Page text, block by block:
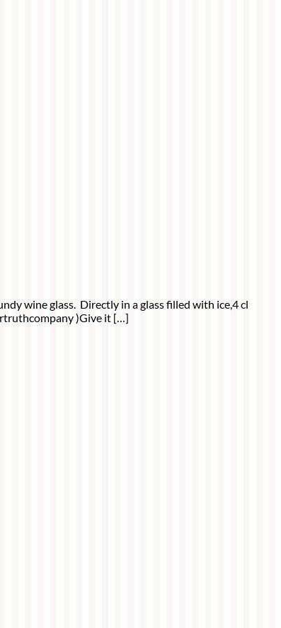
wine glass. Directly in a glass filled with ice,4 cl
)Give it […]